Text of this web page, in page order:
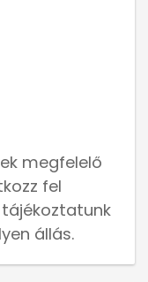
megfelelő
fel
állás.